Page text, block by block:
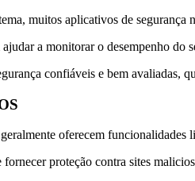
muitos aplicativos de segurança
a monitorar o desempenho do
confiáveis e bem avaliadas,
oferecem funcionalidades
proteção contra sites